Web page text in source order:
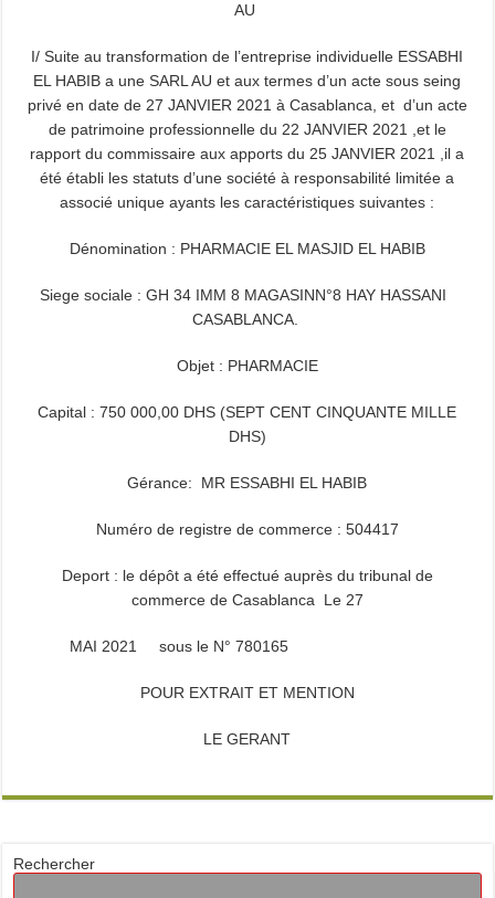
AU
I/ Suite au transformation de l’entreprise individuelle ESSABHI
EL HABIB a une SARL AU et aux termes d’un acte sous seing
privé en date de 27 JANVIER 2021 à Casablanca, et d’un acte
de patrimoine professionnelle du 22 JANVIER 2021 ,et le
rapport du commissaire aux apports du 25 JANVIER 2021 ,il a
été établi les statuts d’une société à responsabilité limitée a
associé unique ayants les caractéristiques suivantes :
Dénomination : PHARMACIE EL MASJID EL HABIB
Siege sociale : GH 34 IMM 8 MAGASINN°8 HAY HASSANI
CASABLANCA.
Objet : PHARMACIE
Capital : 750 000,00 DHS (SEPT CENT CINQUANTE MILLE
DHS)
Gérance: MR ESSABHI EL HABIB
Numéro de registre de commerce : 504417
Deport : le dépôt a été effectué auprès du tribunal de
commerce de Casablanca Le 27
MAI 2021 sous le N° 780165
POUR EXTRAIT ET MENTION
LE GERANT
Rechercher